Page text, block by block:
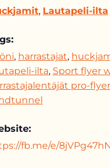
, Lautapeli-ilta
, harrastajat,
ilta, Sport flyer
pro-
fb.me/e/